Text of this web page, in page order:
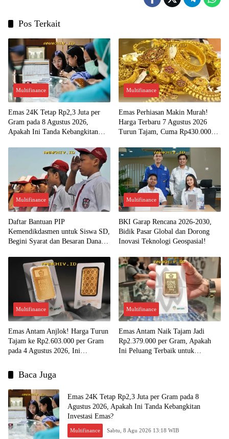
Pos Terkait
Multifinance
Emas 24K Tetap Rp2,3 Juta per
Gram pada 8 Agustus 2026,
Apakah Ini Tanda Kebangkitan
Multifinance
Emas Perhiasan Makin Murah!
Harga Terbaru 7 Agustus 2026
Turun Tajam, Cuma Rp430.000
Multifinance
Daftar Bantuan PIP
Kemendikdasmen untuk Siswa SD,
Begini Syarat dan Besaran Dana
Multifinance
BKI Garap Rencana 2026-2030,
Bidik Pasar Global dan Dorong
Inovasi Teknologi Geospasial!
Multifinance
Emas Antam Anjlok! Harga Turun
Tajam ke Rp2.603.000 per Gram
pada 4 Agustus 2026, Ini
Multifinance
Emas Antam Naik Tajam Jadi
Rp2.379.000 per Gram, Apakah
Ini Peluang Terbaik untuk
Baca Juga
Emas 24K Tetap Rp2,3 Juta per Gram pada 8
Agustus 2026, Apakah Ini Tanda Kebangkitan
Investasi Emas?
Multifinance Sabtu, 8 Agu 2026 13:18 WIB